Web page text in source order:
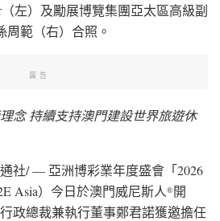
左）及勵展博覽集團亞太區高級副
周範（右）合照。
廣告
念 持續支持澳門建設世界旅遊休
社/ — 亞洲博彩業年度盛會「2026
Asia）今日於澳門威尼斯人®開
政總裁兼執行董事鄭君諾獲邀擔任